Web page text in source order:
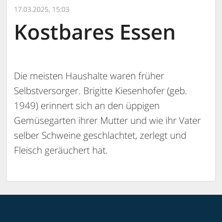
17.03.2025, 15:03
Kostbares Essen
Die meisten Haushalte waren früher
Selbstversorger. Brigitte Kiesenhofer (geb.
1949) erinnert sich an den üppigen
Gemüsegarten ihrer Mutter und wie ihr Vater
selber Schweine geschlachtet, zerlegt und
Fleisch geräuchert hat.